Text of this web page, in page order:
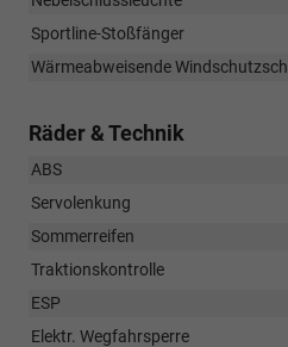
Sportline-Stoßfänger
Wärmeabweisende
Räder & Technik
ABS
Servolenkung
Sommerreifen
Traktionskontrolle
ESP
Elektr. Wegfahrsperre